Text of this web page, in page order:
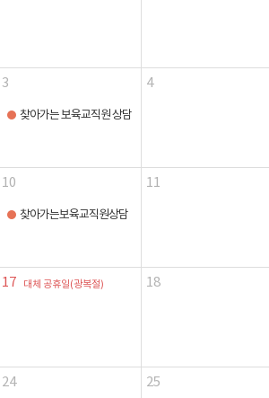
3
찾아가는 보육교직원 상담
4
10
찾아가는보육교직원상담
11
17 대체 공휴일(광복절) 18
24 25